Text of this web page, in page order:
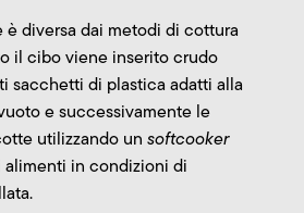
è diversa dai metodi di cottura
il cibo viene inserito crudo
sacchetti di plastica adatti alla
e successivamente le
utilizzando un softcooker
in condizioni di